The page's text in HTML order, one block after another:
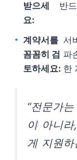
받으세
요:
반
계약서를
꼼꼼히 검
토하세요:
서
파
한
“전문가
이 아니
게 지원하